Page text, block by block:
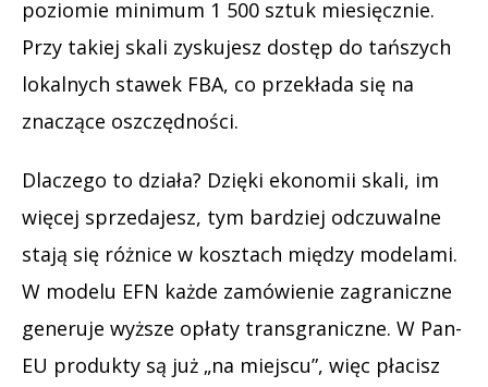
poziomie minimum 1 500 sztuk miesięcznie.
Przy takiej skali zyskujesz dostęp do tańszych
lokalnych stawek FBA, co przekłada się na
znaczące oszczędności.
Dlaczego to działa? Dzięki ekonomii skali, im
więcej sprzedajesz, tym bardziej odczuwalne
stają się różnice w kosztach między modelami.
W modelu EFN każde zamówienie zagraniczne
generuje wyższe opłaty transgraniczne. W Pan-
EU produkty są już „na miejscu”, więc płacisz